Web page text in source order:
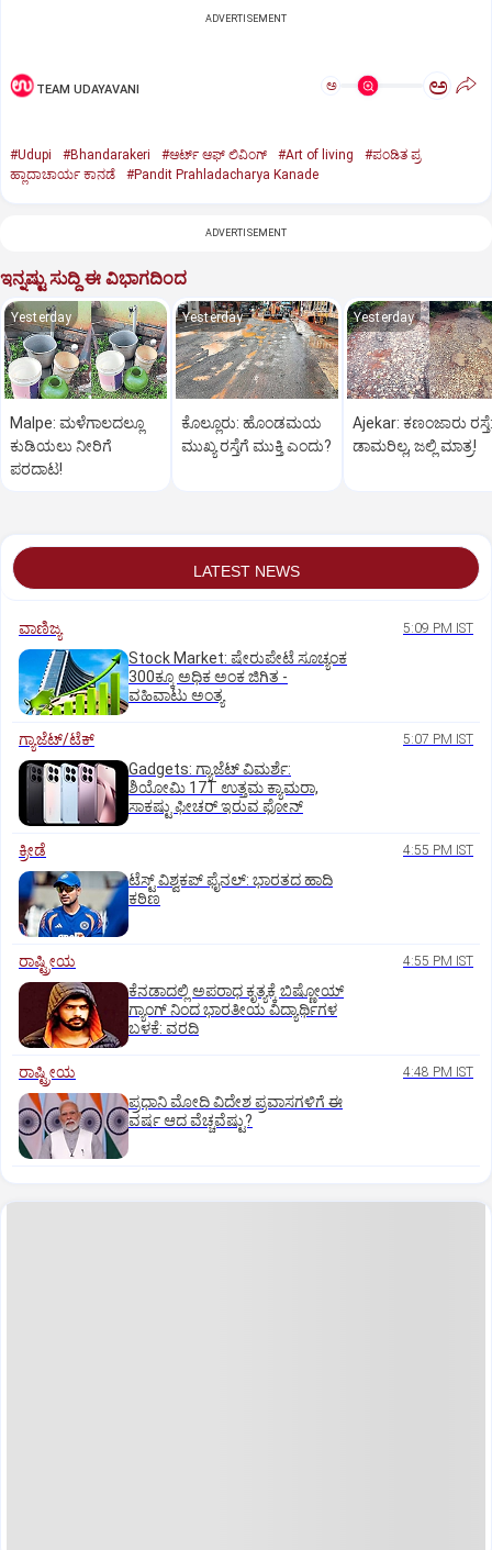
ADVERTISEMENT
TEAM UDAYAVANI ಅ ಅ
#Udupi #Bhandarakeri #ಆರ್ಟ್ ಆಫ್ ಲಿವಿಂಗ್ #Art of living
#ಪಂಡಿತ ಪ್ರ
ಹ್ಲಾದಾಚಾರ್ಯ ಕಾನಡೆ
#Pandit Prahladacharya Kanade
ADVERTISEMENT
ಇನ್ನಷ್ಟು ಸುದ್ದಿ ಈ ವಿಭಾಗದಿಂದ
Yesterday
Malpe: ಮಳೆಗಾಲದಲ್ಲೂ
ಕುಡಿಯಲು ನೀರಿಗೆ
ಪರದಾಟ!
Yesterday
ಕೊಲ್ಲೂರು: ಹೊಂಡಮಯ
ಮುಖ್ಯ ರಸ್ತೆಗೆ ಮುಕ್ತಿ ಎಂದು?
Yesterday
Ajekar: ಕಣಂಜಾರು ರಸ್ತೆ:
ಡಾಮರಿಲ್ಲ, ಜಲ್ಲಿ ಮಾತ್ರ!
LATEST NEWS
ವಾಣಿಜ್ಯ 5:09 PM IST
Stock Market: ಷೇರುಪೇಟೆ ಸೂಚ್ಯಂಕ
300ಕ್ಕೂ ಅಧಿಕ ಅಂಕ ಜಿಗಿತ -
ವಹಿವಾಟು ಅಂತ್ಯ
ಗ್ಯಾಜೆಟ್/ಟೆಕ್ 5:07 PM IST
Gadgets: ಗ್ಯಾಜೆಟ್ ವಿಮರ್ಶೆ:
ಶಿಯೋಮಿ 17T ಉತ್ತಮ ಕ್ಯಾಮರಾ,
ಸಾಕಷ್ಟು ಫೀಚರ್ ಇರುವ ಫೋನ್
ಕ್ರೀಡೆ 4:55 PM IST
ಟೆಸ್ಟ್ ವಿಶ್ವಕಪ್‌ ಫೈನಲ್‌: ಭಾರತದ ಹಾದಿ
ಕಠಿಣ
ರಾಷ್ಟ್ರೀಯ 4:55 PM IST
ಕೆನಡಾದಲ್ಲಿ ಅಪರಾಧ ಕೃತ್ಯಕ್ಕೆ ಬಿಷ್ಣೋಯ್
ಗ್ಯಾಂಗ್ ನಿಂದ ಭಾರತೀಯ ವಿದ್ಯಾರ್ಥಿಗಳ
ಬಳಕೆ: ವರದಿ
ರಾಷ್ಟ್ರೀಯ 4:48 PM IST
ಪ್ರಧಾನಿ ಮೋದಿ ವಿದೇಶ ಪ್ರವಾಸಗಳಿಗೆ ಈ
ವರ್ಷ ಆದ ವೆಚ್ಚವೆಷ್ಟು?